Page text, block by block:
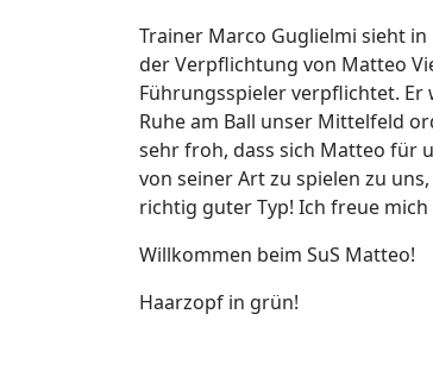
Trainer Marco Guglielmi sieht
der Verpflichtung von Matteo
Führungsspieler verpflichtet.
Ruhe am Ball unser Mittelfeld
sehr froh, dass sich Matteo für
von seiner Art zu spielen zu
richtig guter Typ! Ich freue
Willkommen beim SuS Matteo!
Haarzopf in grün!